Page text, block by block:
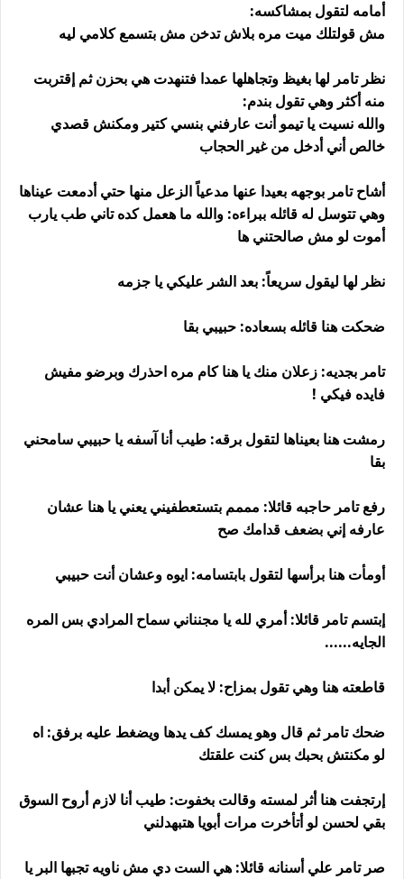
أمامه لتقول بمشاكسه:
مش قولتلك ميت مره بلاش تدخن مش بتسمع كلامي ليه
نظر تامر لها بغيظ وتجاهلها عمدا فتنهدت هي بحزن ثم إقتربت
منه أكثر وهي تقول بندم:
والله نسيت يا تيمو أنت عارفني بنسي كتير ومكنش قصدي
خالص أني أدخل من غير الحجاب
أشاح تامر بوجهه بعيدا عنها مدعياً الزعل منها حتي أدمعت عيناها
وهي تتوسل له قائله ببراءه: والله ما هعمل كده تاني طب يارب
أموت لو مش صالحتني ها
نظر لها ليقول سريعاً: بعد الشر عليكي يا جزمه
ضحكت هنا قائله بسعاده: حبيبي بقا
تامر بجديه: زعلان منك يا هنا كام مره احذرك وبرضو مفيش
فايده فيكي !
رمشت هنا بعيناها لتقول برقه: طيب أنا آسفه يا حبيبي سامحني
بقا
رفع تامر حاجبه قائلا: مممم بتستعطفيني يعني يا هنا عشان
عارفه إني بضعف قدامك صح
أومأت هنا برأسها لتقول بابتسامه: ايوه وعشان أنت حبيبي
إبتسم تامر قائلا: أمري لله يا مجنناني سماح المرادي بس المره
الجايه......
قاطعته هنا وهي تقول بمزاح: لا يمكن أبدا
ضحك تامر ثم قال وهو يمسك كف يدها ويضغط عليه برفق: اه
لو مكنتش بحبك بس كنت علقتك
إرتجفت هنا أثر لمسته وقالت بخفوت: طيب أنا لازم أروح السوق
بقي لحسن لو أتأخرت مرات أبويا هتبهدلني
صر تامر علي أسنانه قائلا: هي الست دي مش ناويه تجبها البر يا